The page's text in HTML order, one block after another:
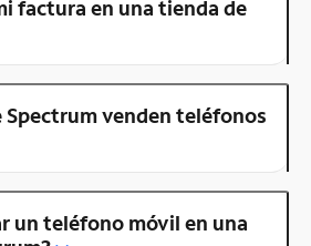
factura en una tienda de
Spectrum venden teléfonos
un teléfono móvil en una